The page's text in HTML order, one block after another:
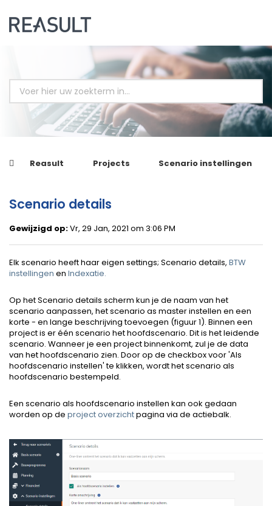
Reasult Projects Scenario instellingen
Scenario details
Gewijzigd op:Vr, 29 Jan, 2021 om 3:06 PM
Elk scenario heeft haar eigen settings; Scenario details, BTW
instellingen en Indexatie.
Op het Scenario details scherm kun je de naam van het
scenario aanpassen, het scenario as master instellen en een
korte - en lange beschrijving toevoegen (figuur 1). Binnen een
project is er één scenario het hoofdscenario. Dit is het leidende
scenario. Wanneer je een project binnenkomt, zul je de data
van het hoofdscenario zien. Door op de checkbox voor 'Als
hoofdscenario instellen' te klikken, wordt het scenario als
hoofdscenario bestempeld.
Een scenario als hoofdscenario instellen kan ook gedaan
worden op de project overzichtpagina via de actiebalk.